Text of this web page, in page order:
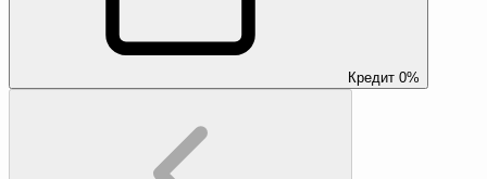
Кредит 0%